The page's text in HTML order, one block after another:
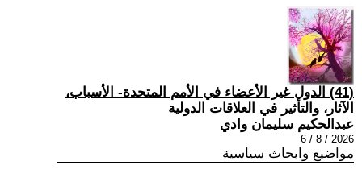
(41) الدول غير الأعضاء في الأمم المتحدة- الأسباب،
الآثار، والتأثير في العلاقات الدولية
عبدالحكيم سليمان وادي
2026 / 8 / 6
مواضيع وابحاث سياسية